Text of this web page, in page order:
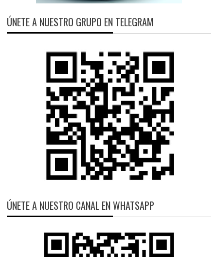
ÚNETE A NUESTRO GRUPO EN TELEGRAM
ÚNETE A NUESTRO CANAL EN WHATSAPP